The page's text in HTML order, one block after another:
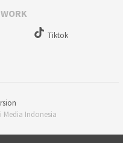
Tiktok
Media Indonesia